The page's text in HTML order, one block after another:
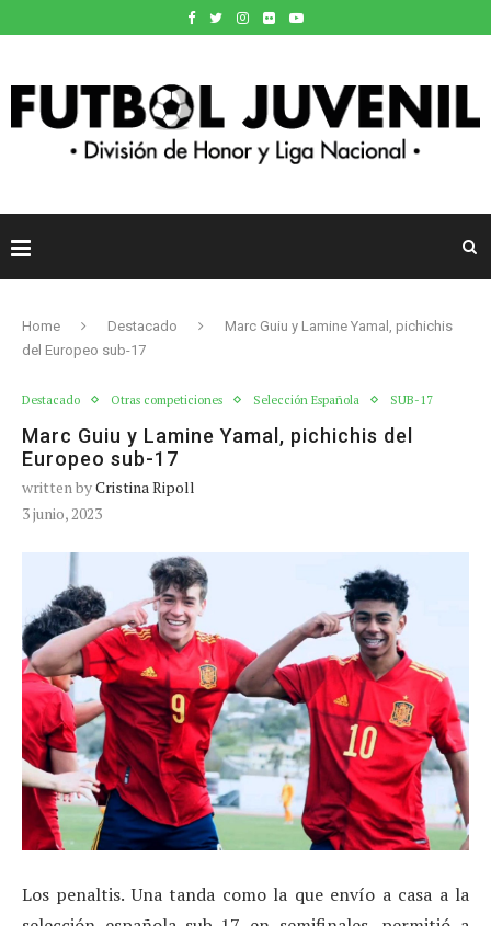
Home Destacado
Marc Guiu y Lamine Yamal, pichichis
del Europeo sub-17
Destacado Otras competiciones Selección Española SUB-17
Marc Guiu y Lamine Yamal, pichichis del
Europeo sub-17
written byCristina Ripoll
3 junio, 2023
Los penaltis. Una tanda como la que envío a casa a la